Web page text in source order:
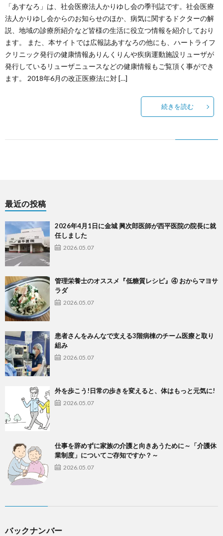
ニ
ュ
「あすなろ」は、社会医療法人かりゆし会の季刊誌です。社会医療
法人かりゆし会からのお知らせのほか、病気に関するドクターの解
説、地域の診療所紹介など皆様の生活に役立つ情報を紹介しており
ます。 また、本サイトでは広報誌あすなろの他にも、ハートライフ
クリニック発行の健康情報ありんくりんや疾病運動施設リューザが
発行しているリューザニュースなどの健康情報もご覧頂く事ができ
ます。 2018年6月の改正医療法に対 […]
続きを読む
最近の投稿
2026年4月1日に金城 興次郎医師が西平医院の院長に就
任しました
2026.05.07
管理栄養士のオススメ『低糖質レシピ』④ おからマヨサ
ラダ
2026.05.07
患者さんをみんなで支える3階病棟のチーム医療と取り
組み
2026.05.07
外を歩こう!日常の歩きを変えると、体はもっと元気に!
2026.05.07
仕事を辞めずに家族の介護と向きあうために～「介護休
業制度」についてご存知ですか？～
2026.05.07
バックナンバー